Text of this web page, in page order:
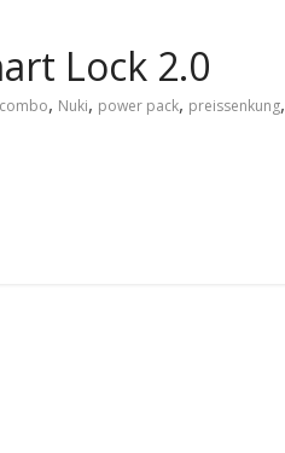
Lock 2.0
combo, Nuki, power pack, preissenkung,